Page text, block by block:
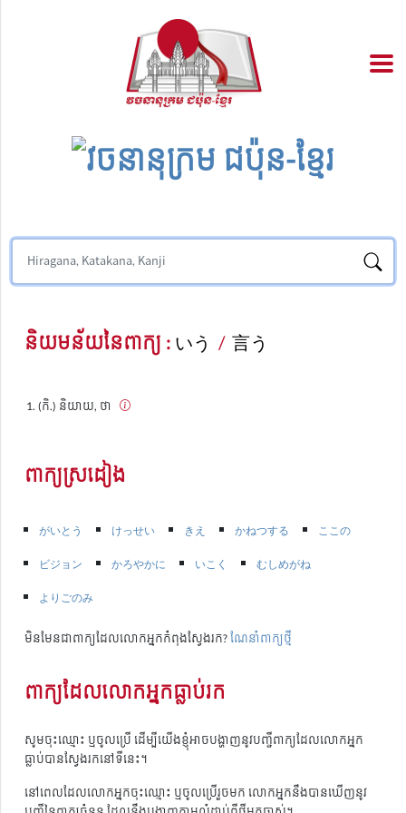
និយមន័យនៃពាក្យ :いう / 言う
(កិ.) និយាយ, ថា
ពាក្យស្រដៀង
がいとう けっせい きえ かねつする
ここの
ビジョン
かろやかに いこく
むしめがね
よりごのみ
មិនមែនជាពាក្យដែលលោកអ្នកកំពុងស្វែងរក?ណែនាំពាក្យថ្មី
ពាក្យដែលលោកអ្នកធ្លាប់រក
សូមចុះឈ្មោះ ឬចូលប្រើ ដើម្បីយើងខ្ញុំអាចបង្ហាញនូវបញ្ជីពាក្យដែលលោកអ្នក
ធ្លាប់បានស្វែងរកនៅទីនេះ។
នៅពេលដែលលោកអ្នកចុះឈ្មោះ ឬចូលប្រើរួចមក លោកអ្នកនឹងបានឃើញនូវ